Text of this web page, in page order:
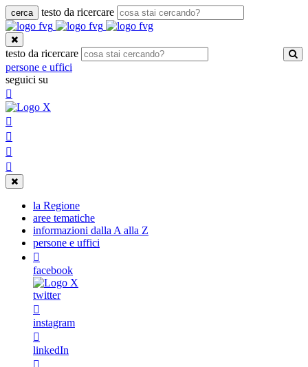
cerca testo da ricercare
Toggle
navigation
testo da ricercare
persone e uffici
seguici su
Toggle
navigation
la Regione
aree tematiche
informazioni dalla A alla Z
persone e uffici
facebook
twitter
instagram
linkedIn